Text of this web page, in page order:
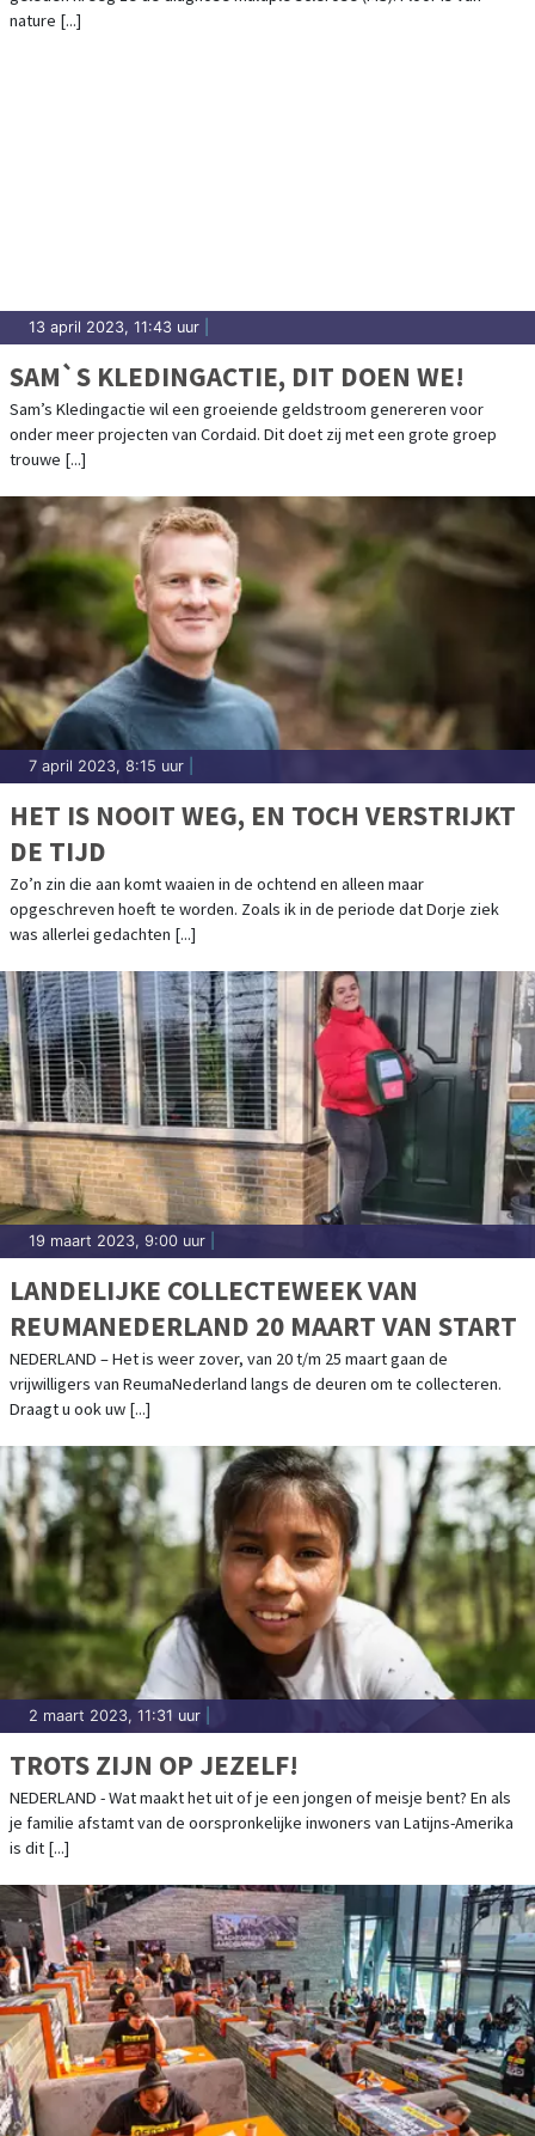
nature [...]
13 april 2023, 11:43 uur
SAM`S KLEDINGACTIE, DIT DOEN WE!
Sam’s Kledingactie wil een groeiende geldstroom genereren voor
onder meer projecten van Cordaid. Dit doet zij met een grote groep
trouwe [...]
7 april 2023, 8:15 uur
HET IS NOOIT WEG, EN TOCH VERSTRIJKT
DE TIJD
Zo’n zin die aan komt waaien in de ochtend en alleen maar
opgeschreven hoeft te worden. Zoals ik in de periode dat Dorje ziek
was allerlei gedachten [...]
19 maart 2023, 9:00 uur
LANDELIJKE COLLECTEWEEK VAN
REUMANEDERLAND 20 MAART VAN START
NEDERLAND – Het is weer zover, van 20 t/m 25 maart gaan de
vrijwilligers van ReumaNederland langs de deuren om te collecteren.
Draagt u ook uw [...]
2 maart 2023, 11:31 uur
TROTS ZIJN OP JEZELF!
NEDERLAND - Wat maakt het uit of je een jongen of meisje bent? En als
je familie afstamt van de oorspronkelijke inwoners van Latijns-Amerika
is dit [...]